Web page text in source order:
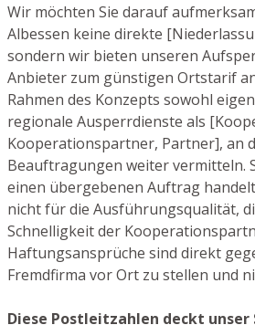
Wir möchten Sie darauf
Albessen keine direkte
sondern wir bieten unseren
Anbieter zum günstigen Ortstarif
Rahmen des Konzepts sowohl
regionale Ausperrdienste als
Kooperationspartner, Partner], an
Beauftragungen weiter vermitteln.
einen übergebenen Auftrag
nicht für die Ausführungsqualität,
Schnelligkeit der
Haftungsansprüche sind direkt
Fremdfirma vor Ort zu stellen und
Diese Postleitzahlen deckt unser